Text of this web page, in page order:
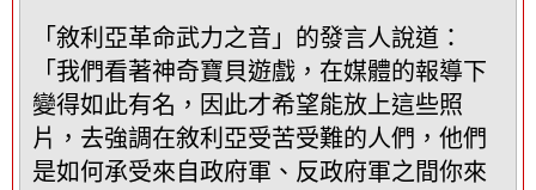
「敘利亞革命武力之音」的發言人說道：
「我們看著神奇寶貝遊戲，在媒體的報導下
變得如此有名，因此才希望能放上這些照
片，去強調在敘利亞受苦受難的人們，他們
是如何承受來自政府軍、反政府軍之間你來